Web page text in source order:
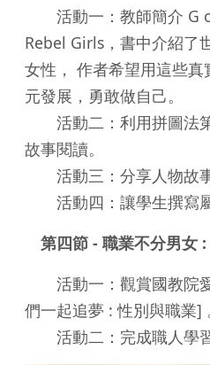
活動一：教師簡介 G
Rebel Girls，書中介紹了
女性， 作者希望用這些
元發展，勇敢做自己。
活動二：利用拼圖法
故事閱讀。
活動三：分享人物故事
活動四：讓學生撰寫屬
第四節 - 職業不分男女
活動一：觀賞國教院
們一起追夢 : 性別與職業]
活動二：完成職人學習